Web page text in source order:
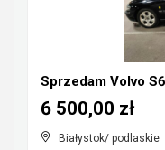
Sprzedam Volvo
Białystok/ podlaskie
6 500,00 zł